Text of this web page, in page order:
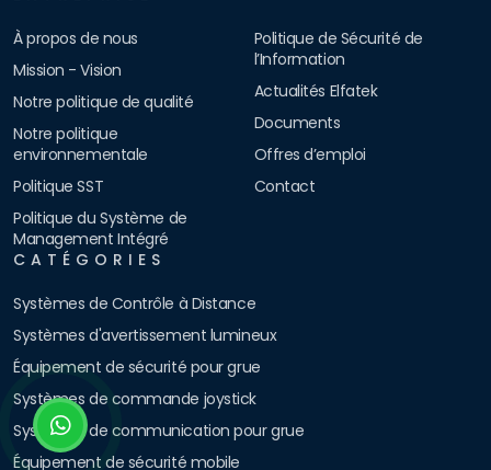
À propos de nous
Mission - Vision
Notre politique de qualité
Notre politique
environnementale
Politique SST
Politique du Système de
Management Intégré
Politique de Sécurité de
l’Information
Actualités Elfatek
Documents
Offres d’emploi
Contact
CATÉGORIES
Systèmes de Contrôle à Distance
Systèmes d'avertissement lumineux
Équipement de sécurité pour grue
Systèmes de commande joystick
Systèmes de communication pour grue
Équipement de sécurité mobile